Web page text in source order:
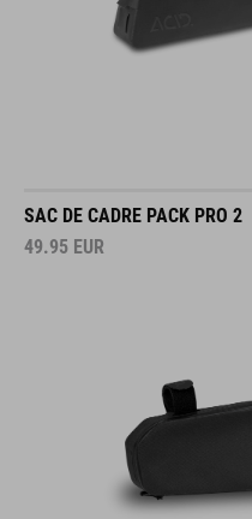
SAC DE CADRE PACK PRO 2
49.95 EUR